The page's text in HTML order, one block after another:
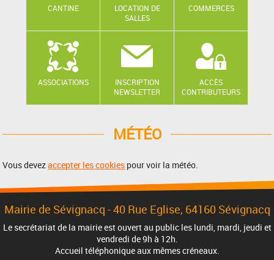
CANTINE
LOCATION DE
SALLES
COMMERCES
ASSOCIATIONS
INSCRIPTION
NEWSLETTER
ACCÈS
CONTRIBUTEURS
MÉTÉO
Vous devezaccepter les cookies pour voir la météo.
Mairie de Sévignacq -40 Rue Eglise, 64160 Sévignacq
Le secrétariat de la mairie est ouvert au public les lundi, mardi, jeudi et
vendredi de 9h à 12h.
Accueil téléphonique aux mêmes créneaux.